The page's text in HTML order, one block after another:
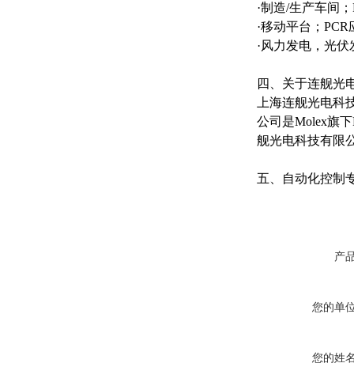
·制造/生产车间
·移动平台；
·风力发电，光
四、关于连舰光
上海连舰光电
公司是Molex旗
舰光电科技有限
五、自动化控制
产
您的单
您的姓